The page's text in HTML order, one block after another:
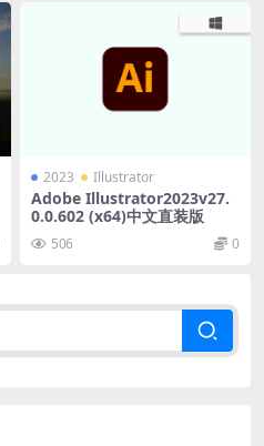
2023 Illustrator
Adobe Illustrator2023v27.
0.0.602 (x64)中文直装版
506 0